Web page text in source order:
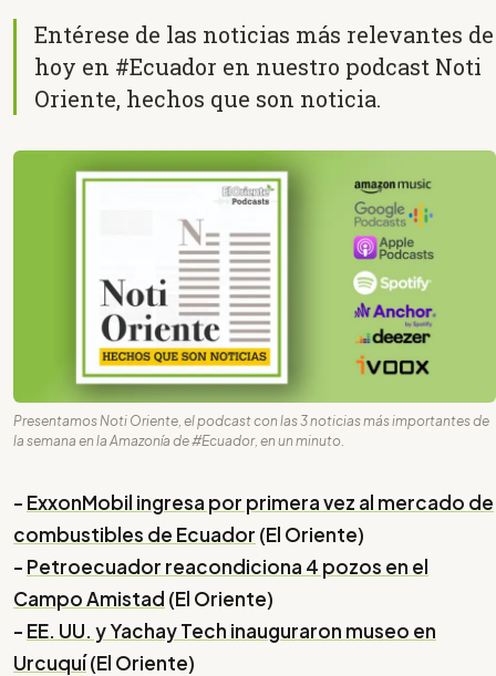
Entérese de las noticias más relevantes de
hoy en #Ecuador en nuestro podcast Noti
Oriente, hechos que son noticia.
Presentamos Noti Oriente, el podcast con las 3 noticias más importantes de
la semana en la Amazonía de #Ecuador, en un minuto.
- ExxonMobil ingresa por primera vez al mercado de
combustibles de Ecuador (El Oriente)
- Petroecuador reacondiciona 4 pozos en el
Campo Amistad (El Oriente)
- EE. UU. y Yachay Tech inauguraron museo en
Urcuquí(El Oriente)